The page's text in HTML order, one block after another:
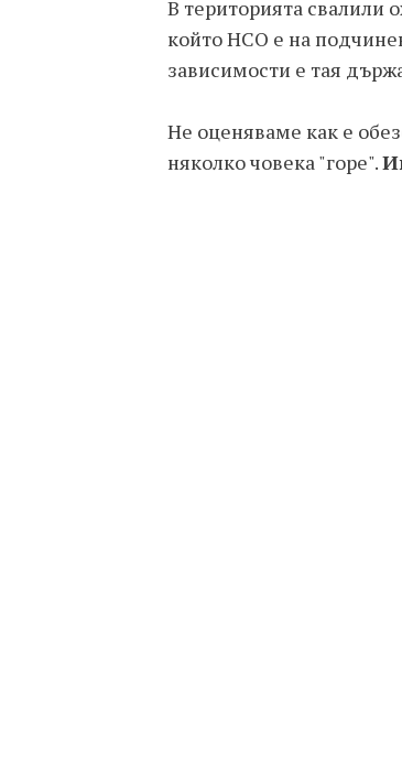
В територията свалили
който НСО е на
зависимости е тая
Не оценяваме как е
няколко човека "горе".